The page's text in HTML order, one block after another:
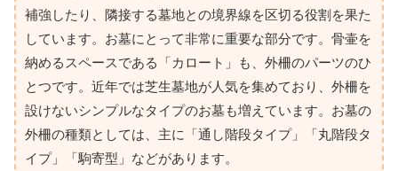
補強したり、隣接する墓地との境界線を区切る役割を果た
しています。お墓にとって非常に重要な部分です。骨壷を
納めるスペースである「カロート」も、外柵のパーツのひ
とつです。近年では芝生墓地が人気を集めており、外柵を
設けないシンプルなタイプのお墓も増えています。お墓の
外柵の種類としては、主に「通し階段タイプ」「丸階段タ
イプ」「駒寄型」などがあります。